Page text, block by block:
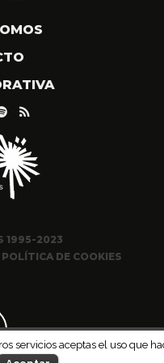
1995-2023
POLÍTICA DE COOKIES
servicios aceptas el uso que